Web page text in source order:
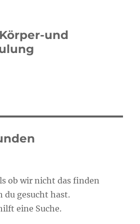
und
ob wir nicht das finden
du gesucht hast.
eine Suche.